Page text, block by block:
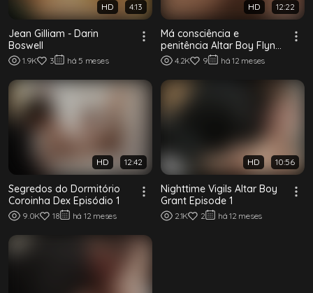
HD 4:13
Jean Gilliam - Darin
Boswell
1.9K 3 há 5 meses
HD 12:22
Má consciência e
penitência Altar Boy Flynn
Episódio 1
4.2K 9 há 12 meses
HD 12:42
Segredos do Dormitório
Coroinha Dex Episódio 1
9.0K 18 há 12 meses
HD 10:56
Nighttime Vigils Altar Boy
Grant Episode 1
2.1K 2 há 12 meses